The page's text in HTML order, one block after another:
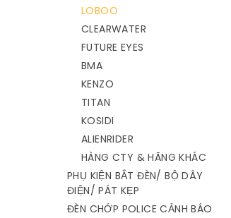
LOBOO
CLEARWATER
FUTURE EYES
BMA
KENZO
TITAN
KOSIDI
ALIENRIDER
HÀNG CTY & HÃNG KHÁC
PHỤ KIỆN BẮT ĐÈN/ BỘ DÂY
ĐIỆN/ PÁT KẸP
ĐÈN CHỚP POLICE CẢNH BÁO